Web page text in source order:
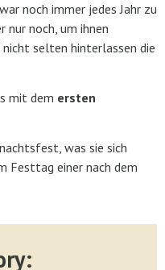
noch immer jedes Jahr zu
nur noch, um ihnen
selten hinterlassen die
mit dem ersten
was sie sich
Festtag einer nach dem